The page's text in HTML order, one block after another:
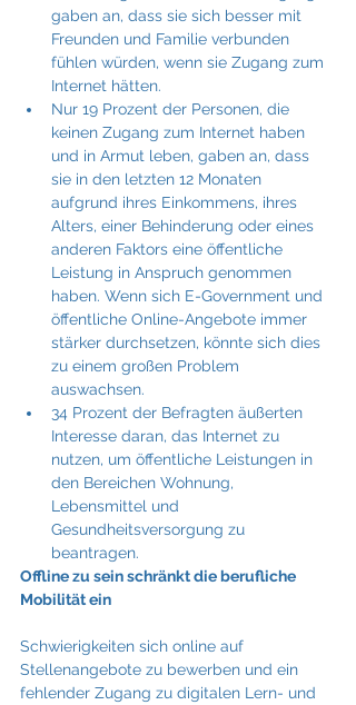
gaben an, dass sie sich besser mit
Freunden und Familie verbunden
fühlen würden, wenn sie Zugang zum
Internet hätten.
Nur 19 Prozent der Personen, die
keinen Zugang zum Internet haben
und in Armut leben, gaben an, dass
sie in den letzten 12 Monaten
aufgrund ihres Einkommens, ihres
Alters, einer Behinderung oder eines
anderen Faktors eine öffentliche
Leistung in Anspruch genommen
haben. Wenn sich E-Government und
öffentliche Online-Angebote immer
stärker durchsetzen, könnte sich dies
zu einem großen Problem
auswachsen.
34 Prozent der Befragten äußerten
Interesse daran, das Internet zu
nutzen, um öffentliche Leistungen in
den Bereichen Wohnung,
Lebensmittel und
Gesundheitsversorgung zu
beantragen.
Offline zu sein schränkt die berufliche
Mobilität ein
Schwierigkeiten sich online auf
Stellenangebote zu bewerben und ein
fehlender Zugang zu digitalen Lern- und